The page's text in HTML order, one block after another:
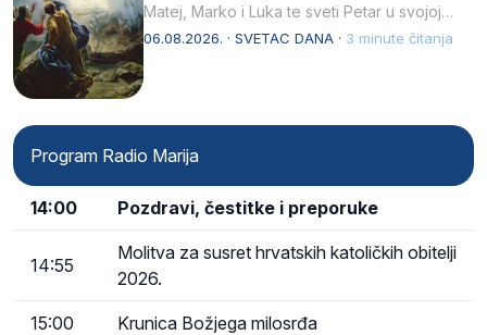
Matej, Marko i Luka te sveti Petar u svojoj
drugoj…
06.08.2026. · SVETAC DANA · 3 minute čitanja
Program Radio Marija
14:00 Pozdravi, čestitke i preporuke
14:55
Molitva za susret hrvatskih katoličkih obitelji
2026.
15:00 Krunica Božjega milosrđa